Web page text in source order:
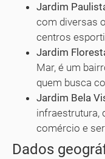
Jardim
com diversas
centros
Jardim
Mar, é um
quem busca
Jardim Bela
infraestrutura,
comércio e
Dados